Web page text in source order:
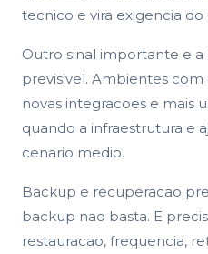
tecnico e vira exigencia do
Outro sinal importante e a
previsivel. Ambientes
novas integracoes e mais
quando a infraestrutura e
cenario medio.
Backup e recuperacao
backup nao basta. E
restauracao, frequencia,